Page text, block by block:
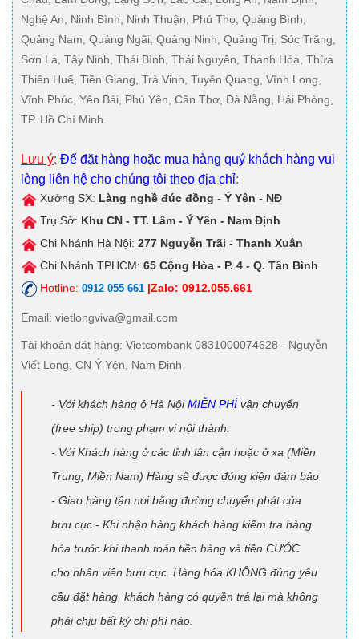
Nghệ An, Ninh Bình, Ninh Thuận, Phú Thọ, Quảng Bình,
Quảng Nam, Quảng Ngãi, Quảng Ninh, Quảng Trị, Sóc Trăng,
Sơn La, Tây Ninh, Thái Bình, Thái Nguyên, Thanh Hóa, Thừa
Thiên Huế, Tiền Giang, Trà Vinh, Tuyên Quang, Vĩnh Long,
Vĩnh Phúc, Yên Bái, Phú Yên, Cần Thơ, Đà Nẵng, Hải Phòng,
TP. Hồ Chí Minh.
Lưu ý: Để đặt hàng hoặc mua hàng quý khách hàng vui
lòng liên hệ cho chúng tôi theo địa chỉ:
Xưởng SX: Làng nghề đúc đồng - Ý Yên - NĐ
Trụ Sở: Khu CN - TT. Lâm - Ý Yên - Nam Định
Chi Nhánh Hà Nội: 277 Nguyễn Trãi - Thanh Xuân
Chi Nhánh TPHCM: 65 Cộng Hòa - P. 4 - Q. Tân Bình
Hotline: 0912 055 661 |Zalo: 0912.055.661
Email: vietlongviva@gmail.com
Tài khoản đặt hàng: Vietcombank 0831000074628 - Nguyễn
Viết Long, CN Ý Yên, Nam Định
- Với khách hàng ở Hà NộiMIỄN PHÍ vận chuyển
(free ship) trong phạm vi nội thành.
- Với Khách hàng ở các tỉnh lân cận hoặc ở xa (Miền
Trung, Miền Nam) Hàng sẽ được đóng kiện đảm bảo
- Giao hàng tận nơi bằng đường chuyển phát của
bưu cục - Khi nhận hàng khách hàng kiểm tra hàng
hóa trước khi thanh toán tiền hàng và tiền CƯỚC
cho nhân viên bưu cục. Hàng hóa KHÔNG đúng yêu
cầu đặt hàng, khách hàng có quyền trả lại mà không
phải chịu bất kỳ chi phí nào.